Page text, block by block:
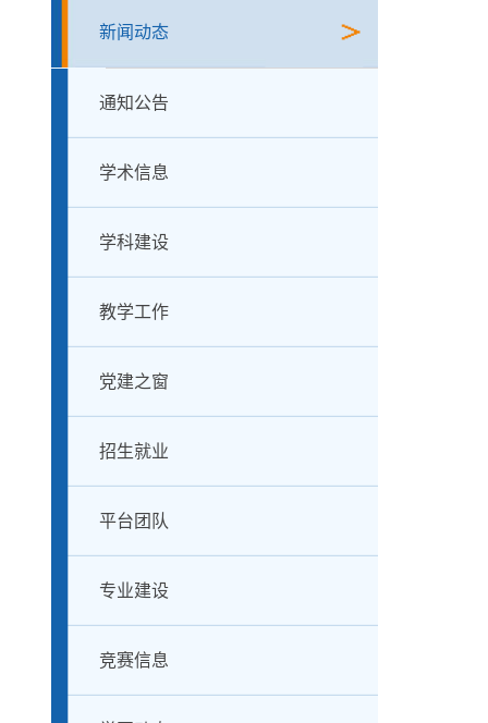
新闻动态
通知公告
学术信息
学科建设
教学工作
党建之窗
招生就业
平台团队
专业建设
竞赛信息